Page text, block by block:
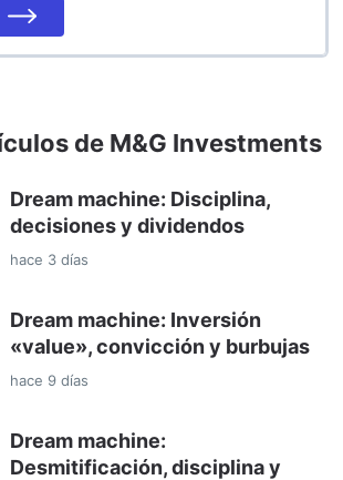
de M&G Investments
Dream machine: Disciplina,
decisiones y dividendos
hace 3 días
Dream machine: Inversión
«value», convicción y burbujas
hace 9 días
Dream machine:
Desmitificación, disciplina y